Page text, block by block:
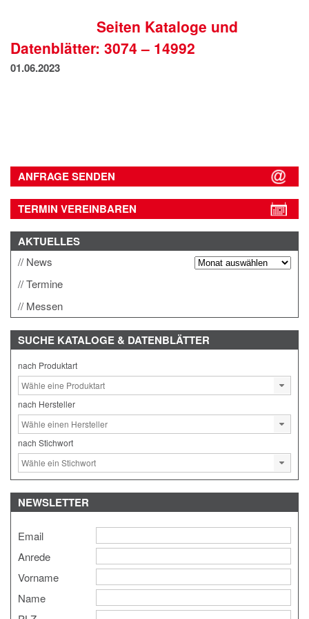
DATENSCHUTZSeiten Kataloge und
Datenblätter: 3074 – 14992
01.06.2023
ANFRAGE SENDEN
TERMIN VEREINBAREN
AKTUELLES
News
Termine
Messen
SUCHE KATALOGE & DATENBLÄTTER
nach Produktart
nach Hersteller
nach Stichwort
NEWSLETTER
Email
Anrede
Vorname
Name